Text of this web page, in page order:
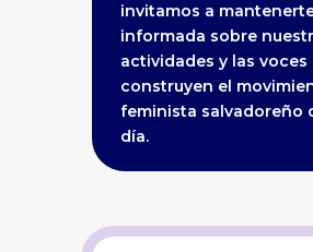
invitamos a
informada sobre
actividades y las voces
construyen el
feminista salvadoreño
día.